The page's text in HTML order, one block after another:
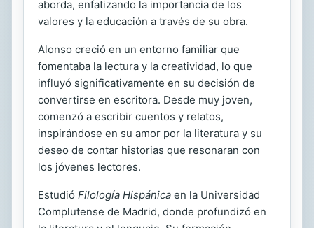
aborda, enfatizando la importancia de los
valores y la educación a través de su obra.
Alonso creció en un entorno familiar que
fomentaba la lectura y la creatividad, lo que
influyó significativamente en su decisión de
convertirse en escritora. Desde muy joven,
comenzó a escribir cuentos y relatos,
inspirándose en su amor por la literatura y su
deseo de contar historias que resonaran con
los jóvenes lectores.
Estudió Filología Hispánica en la Universidad
Complutense de Madrid, donde profundizó en